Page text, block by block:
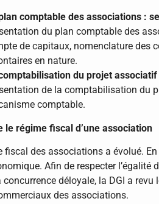
comptable des associations :
du plan comptable des
de capitaux, nomenclature des
en nature.
du projet associatif
de la comptabilisation du
comptable.
le régime fiscal d’une association
fiscal des associations a évolué.
Afin de respecter l’égalité
concurrence déloyale, la DGI a
des associations.